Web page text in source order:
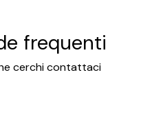
frequenti
cerchi contattaci